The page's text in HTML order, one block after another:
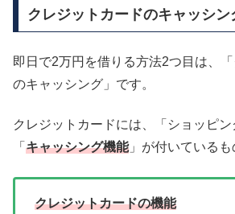
クレジットカードのキャッシン
即日で2万円を借りる方法2つ目は、
のキャッシング」です。
クレジットカードには、「ショッピ
「 キャッシング機能」が付いているも
クレジットカードの機能